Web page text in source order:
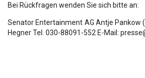
Bei Rückfragen wenden Sie sich bitte an:
Senator Entertainment AG Antje Pankow
Hegner Tel. 030-88091-552 E-Mail: